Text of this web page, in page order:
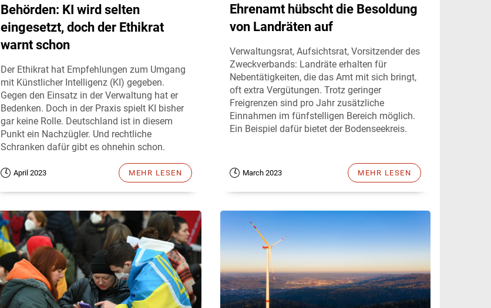
Behörden: KI wird selten
eingesetzt, doch der Ethikrat
warnt schon
Der Ethikrat hat Empfehlungen zum Umgang
mit Künstlicher Intelligenz (KI) gegeben.
Gegen den Einsatz in der Verwaltung hat er
Bedenken. Doch in der Praxis spielt KI bisher
gar keine Rolle. Deutschland ist in diesem
Punkt ein Nachzügler. Und rechtliche
Schranken dafür gibt es ohnehin schon.
April 2023 MEHR LESEN
Ehrenamt hübscht die Besoldung
von Landräten auf
Verwaltungsrat, Aufsichtsrat, Vorsitzender des
Zweckverbands: Landräte erhalten für
Nebentätigkeiten, die das Amt mit sich bringt,
oft extra Vergütungen. Trotz geringer
Freigrenzen sind pro Jahr zusätzliche
Einnahmen im fünfstelligen Bereich möglich.
Ein Beispiel dafür bietet der Bodenseekreis.
March 2023 MEHR LESEN